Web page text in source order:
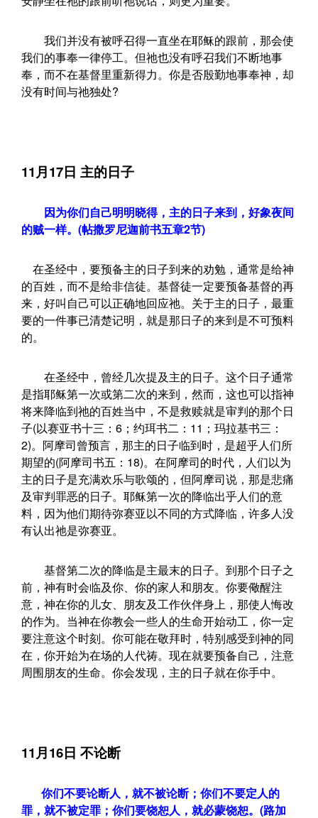
我们并没有被呼召得一直坐在耶稣的跟前，那会使
我们的事奉一律停工。但祂也没有呼召我们不断地事
奉，而不在基督里重新得力。你是否殷勤地事奉神，却
没有时间与祂独处?
11月17日 主的日子
因为你们自己明明晓得，主的日子来到，好象夜间
的贼一样。(帖撒罗尼迦前书五章2节)
在圣经中，要预备主的日子到来的劝勉，通常是给神
的百姓，而不是给非信徒。基督徒一定要预备基督的再
来，好叫自己可以正确地回应祂。关于主的日子，最重
要的一件事已清楚记明，就是那日子的来到是不可预料
的。
在圣经中，曾经几次提及主的日子。这个日子通常
是指耶稣第一次或第二次的来到，然而，这也可以指神
将来降临到祂的百姓当中，不是救赎就是审判的那个日
子(以赛亚书十三：6；约珥书二：11；玛拉基书三：
2)。阿摩司曾预言，那主的日子临到时，是超乎人们所
期望的(阿摩司书五：18)。在阿摩司的时代，人们以为
主的日子是充满欢乐与歌颂的，但阿摩司说，那是悲痛
及审判罪恶的日子。耶稣第一次的降临出乎人们的意
料，因为他们期待弥赛亚以不同的方式降临，许多人没
有认出祂是弥赛亚。
基督第二次的降临是主最末的日子。到那个日子之
前，神有时会临及你、你的家人和朋友。你要儆醒注
意，神在你的儿女、朋友及工作伙伴身上，那使人悔改
的作为。当神在你教会一些人的生命开始动工，你一定
要注意这个时刻。你可能在敬拜时，特别感受到神的同
在，你开始为在场的人代祷。现在就要预备自己，注意
周围朋友的生命。你会发现，主的日子就在你手中。
11月16日 不论断
你们不要论断人，就不被论断；你们不要定人的
罪，就不被定罪；你们要饶恕人，就必蒙饶恕。(路加